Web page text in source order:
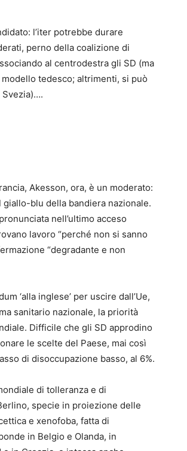
l’iter potrebbe durare
perno della coalizione di
al centrodestra gli SD (ma
tedesco; altrimenti, si può
Akesson, ora, è un moderato:
giallo-blu della bandiera nazionale.
nell’ultimo acceso
lavoro “perché non si sanno
“degradante e non
‘alla inglese’ per uscire dall’Ue,
sanitario nazionale, la priorità
Difficile che gli SD approdino
le scelte del Paese, mai così
di disoccupazione basso, al 6%.
di tolleranza e di
specie in proiezione delle
e xenofoba, fatta di
in Belgio e Olanda, in